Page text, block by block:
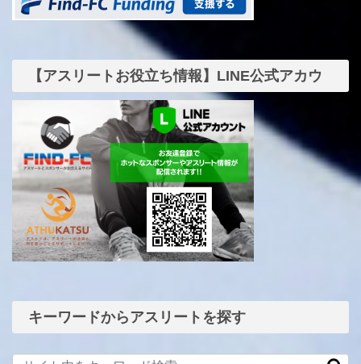
【アスリートお役立ち情報】LINE公式アカウ
キーワードからアスリートを探す